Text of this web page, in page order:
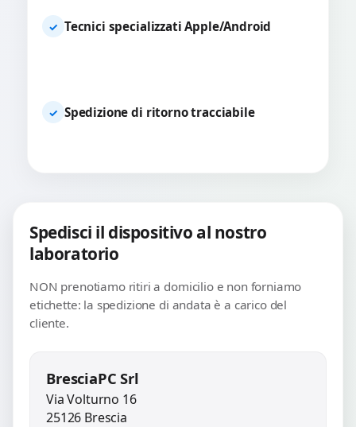
✓ Tecnici specializzati Apple/Android
✓ Spedizione di ritorno tracciabile
Spedisci il dispositivo al nostro
laboratorio
NON prenotiamo ritiri a domicilio e non forniamo
etichette: la spedizione di andata è a carico del
cliente.
BresciaPC Srl
Via Volturno 16
25126 Brescia